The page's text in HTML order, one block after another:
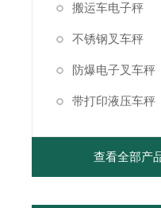
搬运车电子秤
不锈钢叉车秤
防爆电子叉车秤
带打印液压车秤
查看全部产